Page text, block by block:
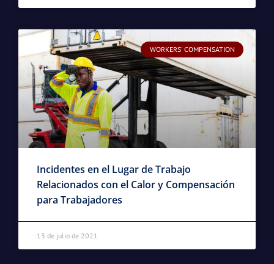
WORKERS' COMPENSATION
Incidentes en el Lugar de Trabajo
Relacionados con el Calor y Compensación
para Trabajadores
13 de julio de 2021